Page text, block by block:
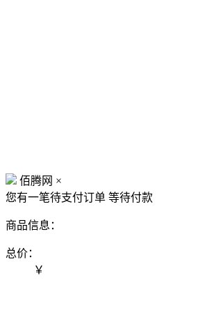
佰腾网 ×
您有一笔待支付订单 等待付款
商品信息：
总价：
￥